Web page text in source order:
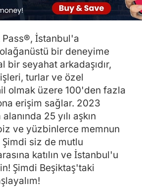
İstanbul'a
bir deneyime
bir seyahat arkadaşıdır,
turlar ve özel
olmak üzere 100'den fazla
erişim sağlar. 2023
25 yılı aşkın
ve yüzbinlerce memnun
siz de mutlu
katılın ve İstanbul'u
Şimdi Beşiktaş'taki